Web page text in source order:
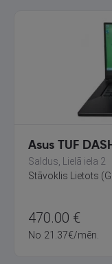
Asus TUF
Saldus, Lielā iela 2
Stāvoklis Lietots
470.00 €
No 21.37€/mēn.